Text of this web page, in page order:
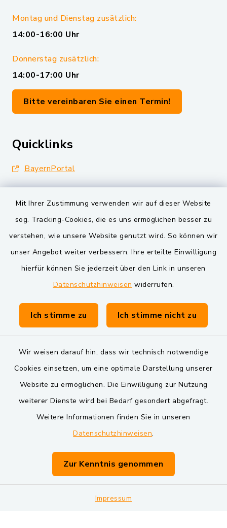
Mit Ihrer Zustimmung verwenden wir auf dieser Website
sog. Tracking-Cookies, die es uns ermöglichen besser zu
verstehen, wie unsere Website genutzt wird. So können wir
unser Angebot weiter verbessern. Ihre erteilte Einwilligung
hierfür können Sie jederzeit über den Link in unseren
Datenschutzhinweisen widerrufen.
Ich stimme zu Ich stimme nicht zu
Wir weisen darauf hin, dass wir technisch notwendige
Cookies einsetzen, um eine optimale Darstellung unserer
Website zu ermöglichen. Die Einwilligung zur Nutzung
weiterer Dienste wird bei Bedarf gesondert abgefragt.
Weitere Informationen finden Sie in unseren
Datenschutzhinweisen.
Zur Kenntnis genommen
Impressum
Montag und Dienstag zusätzlich:
14:00-16:00 Uhr
Donnerstag zusätzlich:
14:00-17:00 Uhr
Bitte vereinbaren Sie einen Termin!
Quicklinks
BayernPortal
Landkreis Schwandorf
VG und Gemeinden
Markt Schwarzenfeld
Gemeinde Schwarzach bei Nabburg
Verwaltungsgemeinschaft Schwarzenfeld
Barrierefreiheit
Impressum
Sitemap